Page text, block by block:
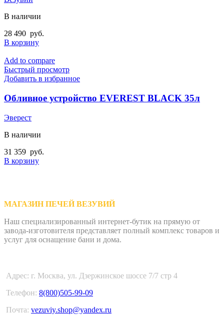
В наличии
28 490 руб.
В корзину
Add to compare
Быстрый просмотр
Добавить в избранное
Обливное устройство EVEREST BLACK 35л
Эверест
В наличии
31 359 руб.
В корзину
МАГАЗИН ПЕЧЕЙ ВЕЗУВИЙ
Наш специализированный интернет-бутик на прямую от
завода-изготовителя представляет полный комплекс товаров и
услуг для оснащение бани и дома.
Адрес: г. Москва, ул. Дзержинское шоссе 7/7 стр 4
Телефон: 8(800)505-99-09
Почта: vezuviy.shop@yandex.ru